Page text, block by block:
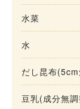
水菜
水
だし昆布
豆乳(成分無